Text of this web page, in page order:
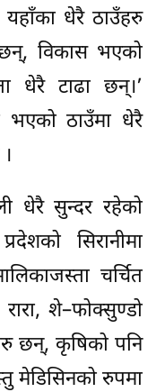
धेरै ठाउँहरु
विकास भएको
धेरै टाढा छन्।’
भएको ठाउँमा धेरै
धेरै सुन्दर रहेको
सिरानीमा
चर्चित
शे–फोक्सुण्डो
छन्, कृषिको पनि
मेडिसिनको रुपमा